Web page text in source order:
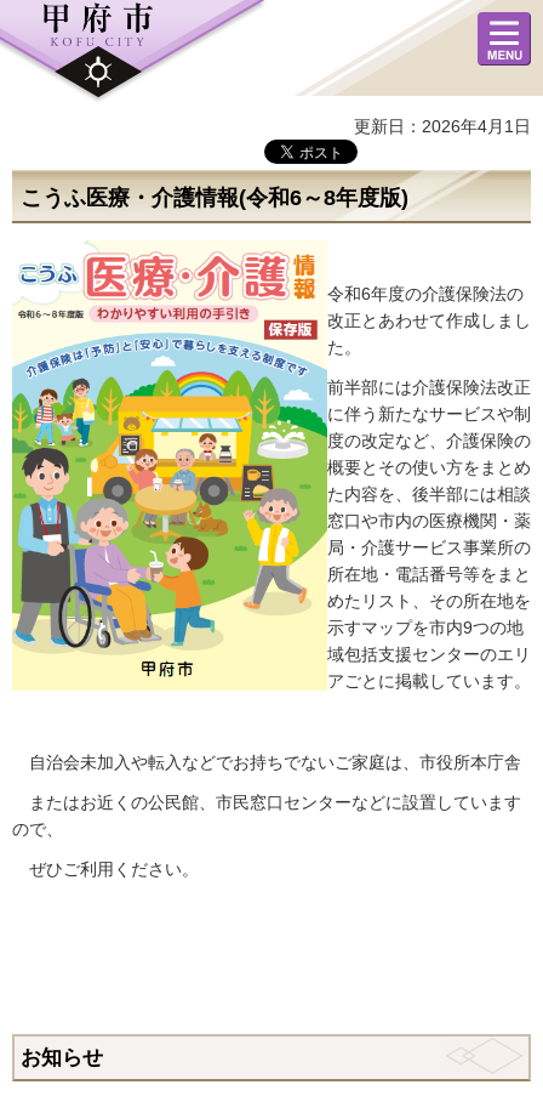
メニュ
ー
更新日：2026年4月1日
こうふ医療・介護情報(令和6～8年度版)
令和6年度の介護保険法の
改正とあわせて作成しまし
た。
前半部には介護保険法改正
に伴う新たなサービスや制
度の改定など、介護保険の
概要とその使い方をまとめ
た内容を、後半部には相談
窓口や市内の医療機関・薬
局・介護サービス事業所の
所在地・電話番号等をまと
めたリスト、その所在地を
示すマップを市内9つの地
域包括支援センターのエリ
アごとに掲載しています。
自治会未加入や転入などでお持ちでないご家庭は、市役所本庁舎
またはお近くの公民館、市民窓口センターなどに設置しています
ので、
ぜひご利用ください。
お知らせ